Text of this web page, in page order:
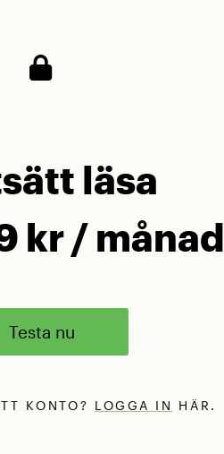
läsa
kr / månad
Testa nu
KONTO? LOGGA IN HÄR.